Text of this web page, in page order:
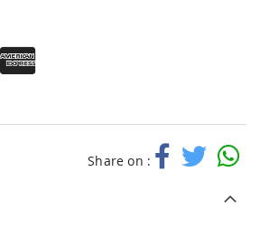
Share on :